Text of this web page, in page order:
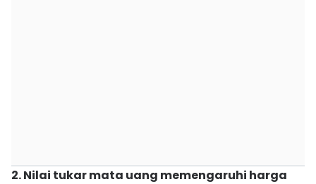
2. Nilai tukar mata uang memengaruhi harga